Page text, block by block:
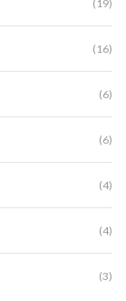
(19)
(16)
(6)
(6)
(4)
(4)
(3)